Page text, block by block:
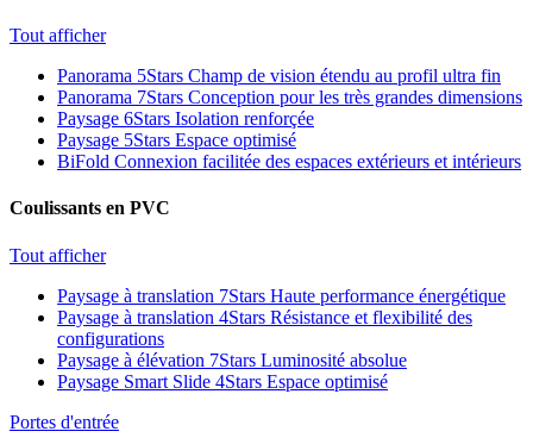
Tout afficher
Panorama 5Stars Champ de vision étendu au profil ultra fin
Panorama 7Stars Conception pour les très grandes dimensions
Paysage 6Stars Isolation renforçée
Paysage 5Stars Espace optimisé
BiFold Connexion facilitée des espaces extérieurs et intérieurs
Coulissants en PVC
Tout afficher
Paysage à translation 7Stars Haute performance énergétique
Paysage à translation 4Stars Résistance et flexibilité des
configurations
Paysage à élévation 7Stars Luminosité absolue
Paysage Smart Slide 4Stars Espace optimisé
Portes d'entrée